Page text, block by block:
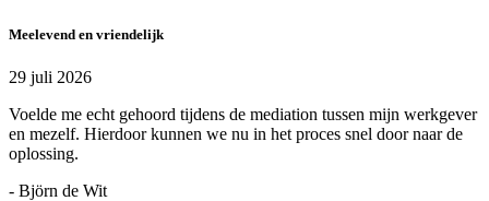
Meelevend en vriendelijk
29 juli 2026
Voelde me echt gehoord tijdens de mediation tussen mijn werkgever
en mezelf. Hierdoor kunnen we nu in het proces snel door naar de
oplossing.
- Björn de Wit